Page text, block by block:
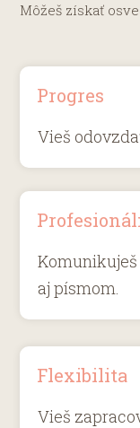
Môžeš získať
Progres
Vieš
aj písmom.
Flexibilita
Vieš